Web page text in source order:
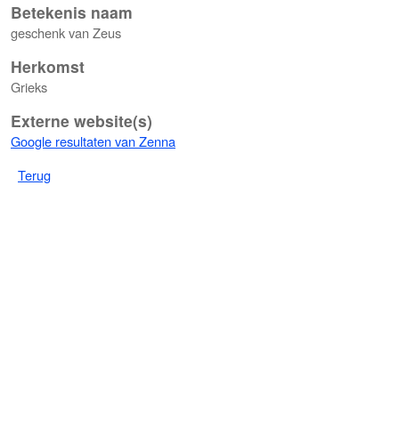
Betekenis naam
geschenk van Zeus
Herkomst
Grieks
Externe website(s)
Google resultaten van Zenna
Terug